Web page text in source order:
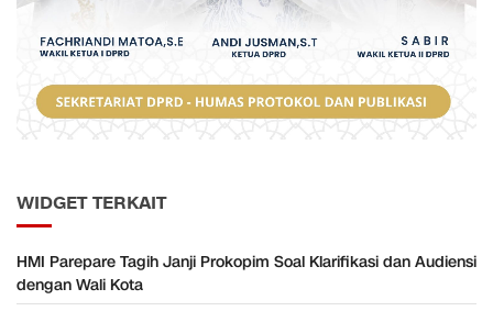
WIDGET TERKAIT
HMI Parepare Tagih Janji Prokopim Soal Klarifikasi dan Audiensi
dengan Wali Kota